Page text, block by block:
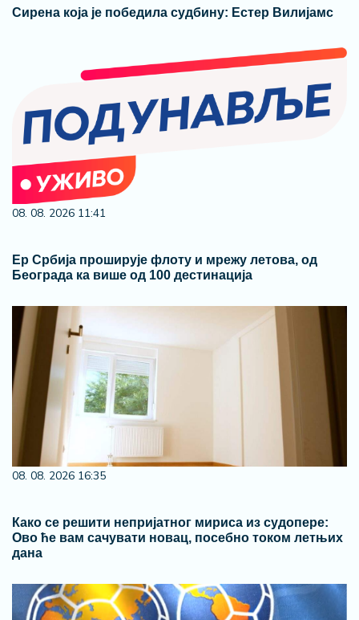
Сирена која је победила судбину: Естер Вилијамс
08. 08. 2026 11:41
Ер Србија проширује флоту и мрежу летова, од
Београда ка више од 100 дестинација
08. 08. 2026 16:35
Како се решити непријатног мириса из судопере:
Ово ће вам сачувати новац, посебно током летњих
дана